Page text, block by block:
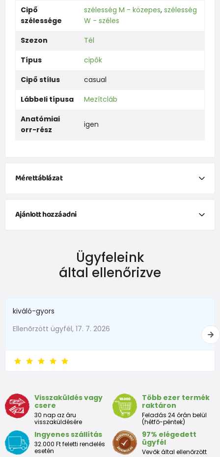
Cipő
szélessége
szélesség M - közepes, szélesség
W - széles
Szezon
Tél
Típus
cipők
Cipő stílus
casual
Lábbeli típusa
Mezítcláb
Anatómiai
orr-rész
igen
Mérettáblázat
Belső
Ajánlott hozzáadni
od 2 040 Ftáfával
Készleten
3 365 Ft
Készleten
Ügyfeleink
által ellenőrizve
kiváló-gyors
Ellenõrzött ügyfél, 17. 7. 2026
Visszaküldés vagy
csere
30 nap az áru
visszaküldésére
Több ezer termék
raktáron
Feladás 24 órán belül
(hétfő-péntek)
Ingyenes szállítás
32.000 Ft feletti rendelés
esetén
97% elégedett
ügyfél
Vevők által ellenőrzött